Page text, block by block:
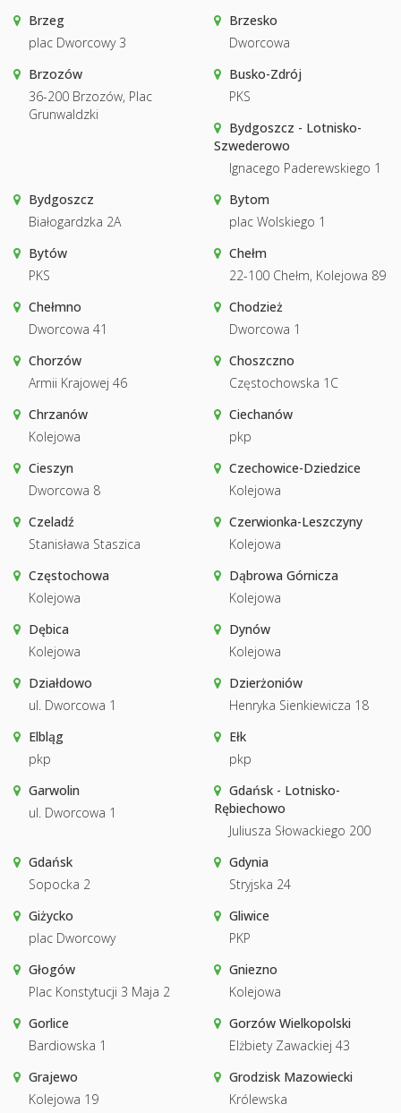
Brzeg
plac Dworcowy 3
Brzesko
Dworcowa
Brzozów
36-200 Brzozów, Plac
Grunwaldzki
Busko-Zdrój
PKS
Bydgoszcz - Lotnisko-
Szwederowo
Ignacego Paderewskiego 1
Bydgoszcz
Białogardzka 2A
Bytom
plac Wolskiego 1
Bytów
PKS
Chełm
22-100 Chełm, Kolejowa 89
Chełmno
Dworcowa 41
Chodzież
Dworcowa 1
Chorzów
Armii Krajowej 46
Choszczno
Częstochowska 1C
Chrzanów
Kolejowa
Ciechanów
pkp
Cieszyn
Dworcowa 8
Czechowice-Dziedzice
Kolejowa
Czeladź
Stanisława Staszica
Czerwionka-Leszczyny
Kolejowa
Częstochowa
Kolejowa
Dąbrowa Górnicza
Kolejowa
Dębica
Kolejowa
Dynów
Kolejowa
Działdowo
ul. Dworcowa 1
Dzierżoniów
Henryka Sienkiewicza 18
Elbląg
pkp
Ełk
pkp
Garwolin
ul. Dworcowa 1
Gdańsk - Lotnisko-
Rębiechowo
Juliusza Słowackiego 200
Gdańsk
Sopocka 2
Gdynia
Stryjska 24
Giżycko
plac Dworcowy
Gliwice
PKP
Głogów
Plac Konstytucji 3 Maja 2
Gniezno
Kolejowa
Gorlice
Bardiowska 1
Gorzów Wielkopolski
Elżbiety Zawackiej 43
Grajewo
Kolejowa 19
Grodzisk Mazowiecki
Królewska